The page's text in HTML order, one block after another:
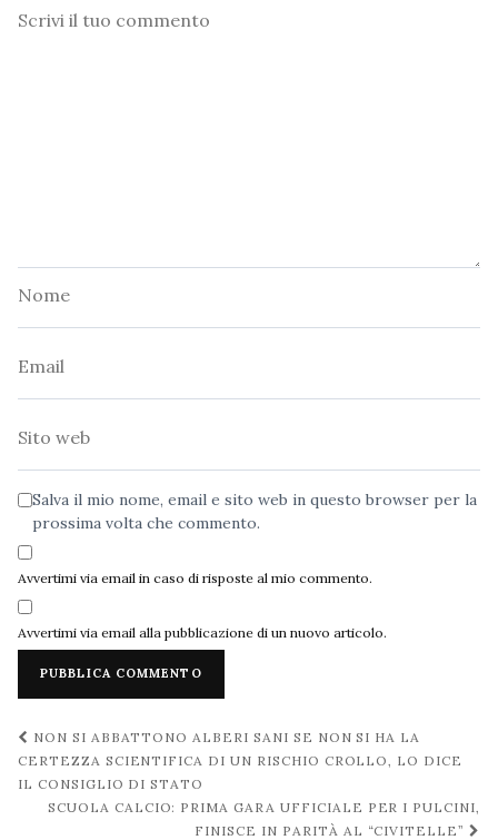
Commento
Salva il mio nome, email e sito web in questo browser per la
prossima volta che commento.
Avvertimi via email in caso di risposte al mio commento.
Avvertimi via email alla pubblicazione di un nuovo articolo.
Navigazione
post
NON SI ABBATTONO ALBERI SANI SE NON SI HA LA
CERTEZZA SCIENTIFICA DI UN RISCHIO CROLLO, LO DICE
IL CONSIGLIO DI STATO
SCUOLA CALCIO: PRIMA GARA UFFICIALE PER I PULCINI,
FINISCE IN PARITÀ AL “CIVITELLE”